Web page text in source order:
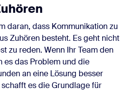
daran, dass Kommunikation zu
Zuhören besteht. Es geht nicht
zu reden. Wenn Ihr Team den
es das Problem und die
an eine Lösung besser
es die Grundlage für